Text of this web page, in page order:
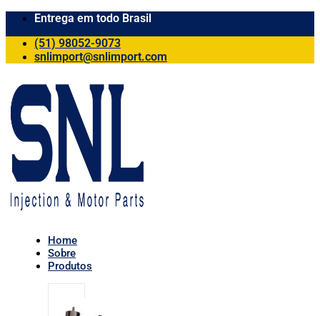
Entrega em todo Brasil
(51) 98052-9073
snlimport@snlimport.com
Home
Sobre
Produtos